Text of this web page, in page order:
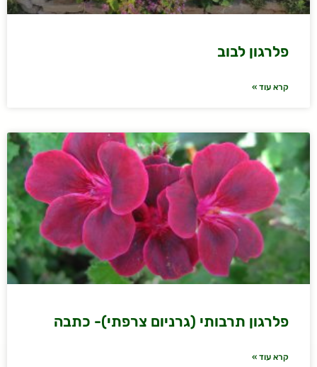
פלרגון לבוב
קרא עוד »
פלרגון תרבותי (גרניום צרפתי)- כתבה
קרא עוד »